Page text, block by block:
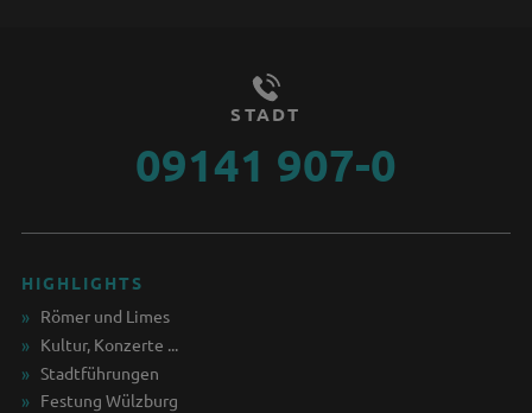
STADT
09141 907-0
HIGHLIGHTS
Römer und Limes
Kultur, Konzerte ...
Stadtführungen
Festung Wülzburg